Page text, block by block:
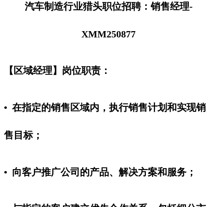
汽车制造行业猎头职位招聘：销售经理-
XMM250877
【区域经理】岗位职责：
• 在指定的销售区域内，执行销售计划和实现销
售目标；
• 向客户推广公司的产品、解决方案和服务；